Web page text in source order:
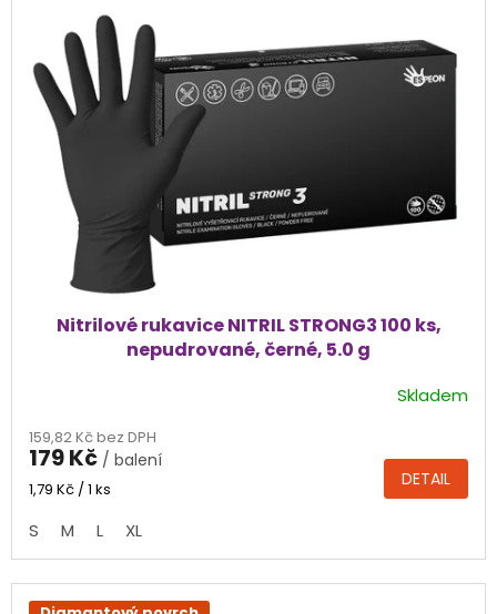
Nitrilové rukavice NITRIL STRONG3 100 ks,
nepudrované, černé, 5.0 g
produktu
je
4,6
5
hvězdiček.
Skladem
159,82 Kč bez DPH
179 Kč / balení
Měrná
1,79 Kč / 1 ks DETAIL
S M L XL